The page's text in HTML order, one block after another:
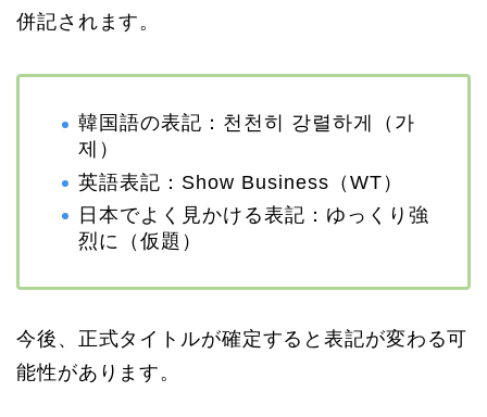
併記されます。
韓国語の表記：천천히 강렬하게（가
제）
英語表記：Show Business（WT）
日本でよく見かける表記：ゆっくり強
烈に（仮題）
今後、正式タイトルが確定すると表記が変わる可
能性があります。